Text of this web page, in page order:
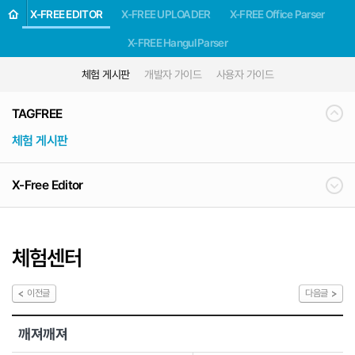
X-FREE EDITOR X-FREE UPLOADER X-FREE Office Parser
X-FREE Hangul Parser
체험 게시판 개발자 가이드 사용자 가이드
TAGFREE
체험 게시판
X-Free Editor
체험센터
이전글 다음글
깨져깨져